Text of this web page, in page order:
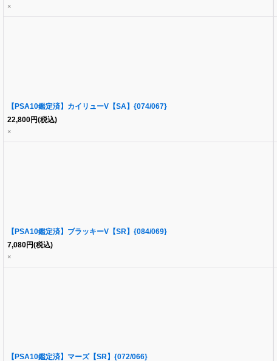
×
【PSA10鑑定済】カイリューV【SA】{074/067}
22,800円(税込)
×
【PSA10鑑定済】ブラッキーV【SR】{084/069}
7,080円(税込)
×
【PSA10鑑定済】マーズ【SR】{072/066}